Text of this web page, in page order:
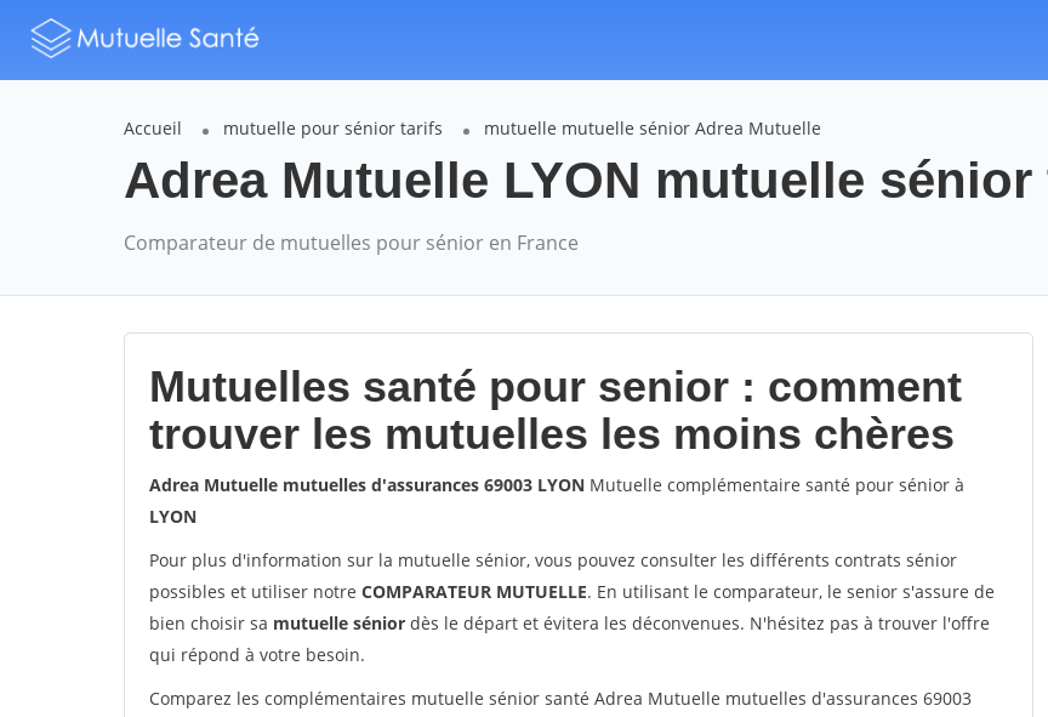
Accueil mutuelle pour sénior tarifs mutuelle mutuelle sénior Adrea Mutuelle
Adrea Mutuelle LYON mutuelle
Comparateur de mutuelles pour sénior en France
Mutuelles santé pour senior : comment
trouver les mutuelles les moins chères
Adrea Mutuelle mutuelles d'assurances 69003 LYON Mutuelle complémentaire santé pour sénior à
LYON
Pour plus d'information sur la mutuelle sénior, vous pouvez consulter les différents contrats sénior
possibles et utiliser notre COMPARATEUR MUTUELLE. En utilisant le comparateur, le senior s'assure de
bien choisir sa mutuelle sénior dès le départ et évitera les déconvenues. N'hésitez pas à trouver l'offre
qui répond à votre besoin.
Comparez les complémentaires mutuelle sénior santé Adrea Mutuelle mutuelles d'assurances 69003